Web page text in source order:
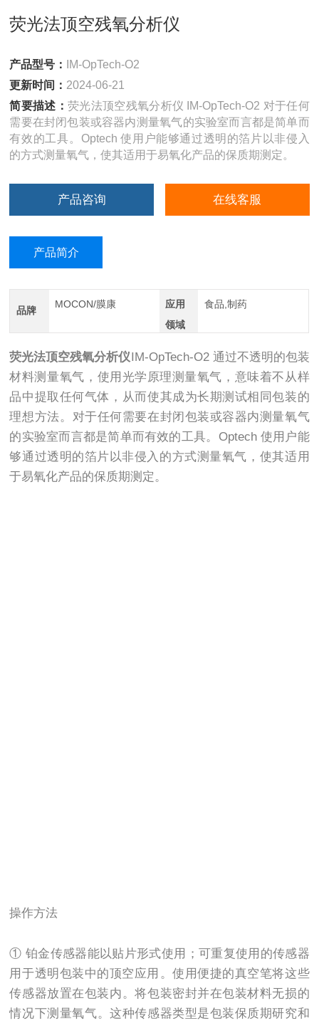
荧光法顶空残氧分析仪
产品型号：
IM-OpTech-O2
更新时间： 2024-06-21
简要描述：荧光法顶空残氧分析仪 IM-OpTech-O2 对于任何
需要在封闭包装或容器内测量氧气的实验室而言都是简单而
有效的工具。Optech 使用户能够通过透明的箔片以非侵入
的方式测量氧气，使其适用于易氧化产品的保质期测定。
产品咨询 在线客服
产品简介
品牌
MOCON/膜康
应用
领域
食品,制药
荧光法顶空残氧分析仪IM-OpTech-O2 通过不透明的包装
材料测量氧气，使用光学原理测量氧气，意味着不从样
品中提取任何气体，从而使其成为长期测试相同包装的
理想方法。对于任何需要在封闭包装或容器内测量氧气
的实验室而言都是简单而有效的工具。Optech 使用户能
够通过透明的箔片以非侵入的方式测量氧气，使其适用
于易氧化产品的保质期测定。
操作方法
① 铂金传感器能以贴片形式使用；可重复使用的传感器
用于透明包装中的顶空应用。使用便捷的真空笔将这些
传感器放置在包装内。将包装密封并在包装材料无损的
情况下测量氧气。这种传感器类型是包装保质期研究和